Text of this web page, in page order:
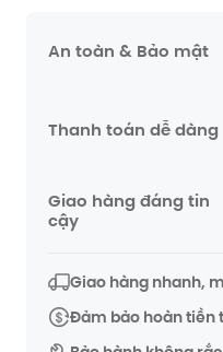
An toàn & Bảo mật
Thanh toán dễ dàng
Giao hàng đáng tin
cậy
Giao hàng nhanh,
Đảm bảo hoàn tiền